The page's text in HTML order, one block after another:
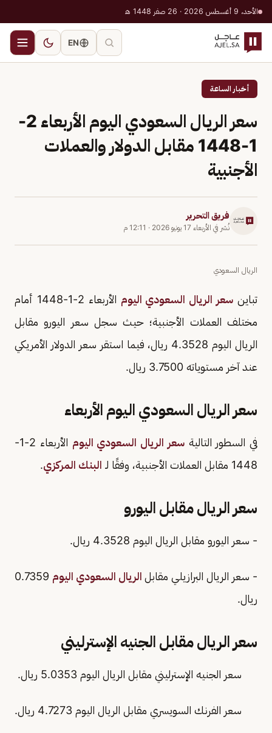
الأحد، 9 أغسطس 2026 · 26 صفر 1448 هـ
EN
أخبار الساعة
سعر الريال السعودي اليوم الأربعاء 2-
1-1448 مقابل الدولار والعملات
الأجنبية
فريق التحرير
نُشر في الأربعاء 17 يونيو 2026 · 12:11 م
الريال السعودي
تباين سعر الريال السعودي اليوم
الأربعاء 2-1-1448 أمام
مختلف العملات الأجنبية؛ حيث سجل سعر اليورو مقابل
الريال اليوم 4.3528 ريال، فيما استقر سعر الدولار الأمريكي
عند آخر مستوياته 3.7500 ريال.
سعر الريال السعودي اليوم الأربعاء
في السطور التاليةسعر الريال السعودي اليوم
الأربعاء 2-1-
1448 مقابل العملات الأجنبية، وفقًا لـ
البنك المركزي.
سعر الريال مقابل اليورو
- سعر اليورو مقابل الريال اليوم 4.3528 ريال.
- سعر الريال البرازيلي مقابل الريال السعودي اليوم 0.7359
ريال.
سعر الريال مقابل الجنيه الإسترليني
سعر الجنيه الإسترليني مقابل الريال اليوم 5.0353 ريال.
سعر الفرنك السويسري مقابل الريال اليوم 4.7273 ريال.